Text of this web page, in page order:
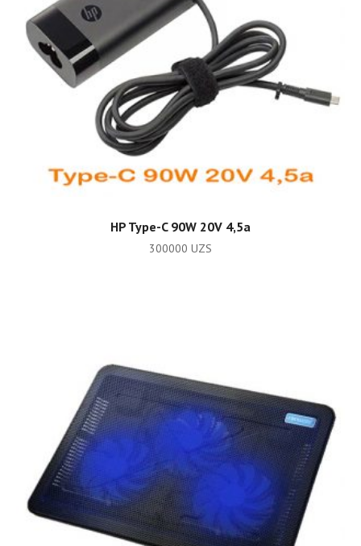
ADD TO CART
HP Type-C 90W 20V 4,5a
300000 UZS